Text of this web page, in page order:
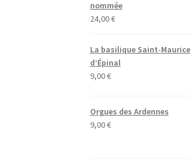
nommée
24,00€
La basilique Saint-Maurice
d’Épinal
9,00€
Orgues des Ardennes
9,00€